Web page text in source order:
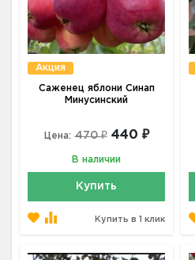
Акция
Саженец яблони Синап
Минусинский
Цена: 470 ₽ 440 ₽
В наличии
Купить
Купить в 1 клик